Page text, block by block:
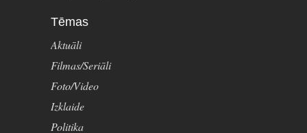
Tēmas
Aktuāli
Filmas/Seriāli
Foto/Video
Izklaide
Politika